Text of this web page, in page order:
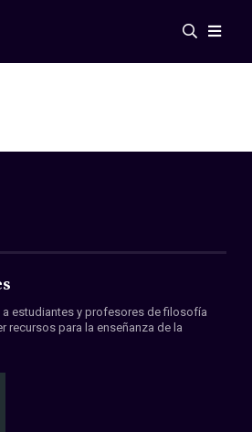
estudiantes y profesores de filosofía
recursos para la enseñanza de la